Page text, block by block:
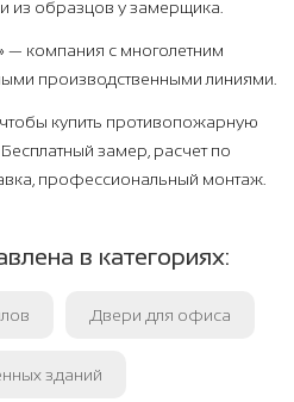
из образцов у замерщика.
— компания с многолетним
производственными линиями.
купить противопожарную
замер, расчет по
профессиональный монтаж.
в категориях:
Двери для офиса
зданий